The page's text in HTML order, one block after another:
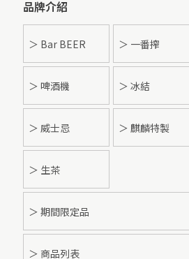
品牌介紹
＞ Bar BEER ＞ 一番搾
＞ 啤酒機 ＞ 冰結
＞ 威士忌 ＞ 麒麟特製
＞ 生茶
＞ 期間限定品
＞ 商品列表